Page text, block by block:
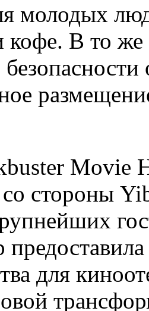
молодых
кофе. В то
Movie
стороны
для